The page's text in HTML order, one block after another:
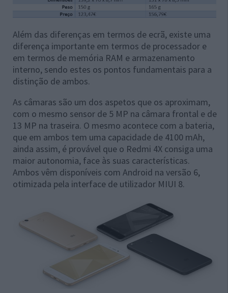
Além das diferenças em termos de ecrã, existe uma
diferença importante em termos de processador e
em termos de memória RAM e armazenamento
interno, sendo estes os pontos fundamentais para a
distinção de ambos.
As câmaras são um dos aspetos que os aproximam,
com o mesmo sensor de 5 MP na câmara frontal e de
13 MP na traseira. O mesmo acontece com a bateria,
que em ambos tem uma capacidade de 4100 mAh,
ainda assim, é provável que o Redmi 4X consiga uma
maior autonomia, face às suas características.
Ambos vêm disponíveis com Android na versão 6,
otimizada pela interface de utilizador MIUI 8.